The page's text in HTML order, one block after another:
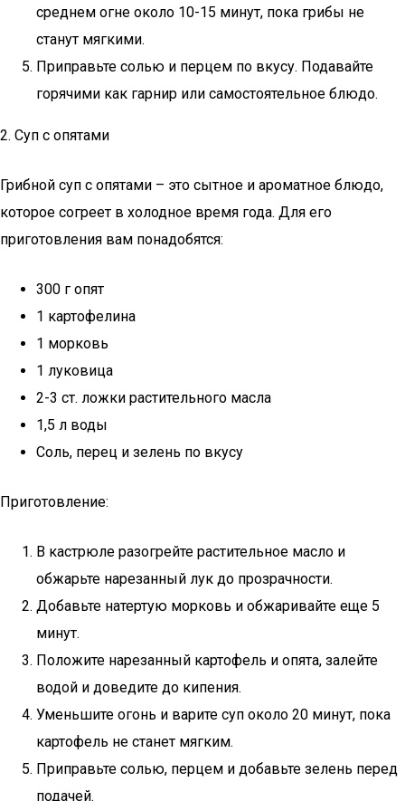
среднем огне около 10-15 минут, пока грибы не
станут мягкими.
Приправьте солью и перцем по вкусу. Подавайте
горячими как гарнир или самостоятельное блюдо.
2. Суп с опятами
Грибной суп с опятами – это сытное и ароматное блюдо,
которое согреет в холодное время года. Для его
приготовления вам понадобятся:
300 г опят
1 картофелина
1 морковь
1 луковица
2-3 ст. ложки растительного масла
1,5 л воды
Соль, перец и зелень по вкусу
Приготовление:
В кастрюле разогрейте растительное масло и
обжарьте нарезанный лук до прозрачности.
Добавьте натертую морковь и обжаривайте еще 5
минут.
Положите нарезанный картофель и опята, залейте
водой и доведите до кипения.
Уменьшите огонь и варите суп около 20 минут, пока
картофель не станет мягким.
Приправьте солью, перцем и добавьте зелень перед
подачей.